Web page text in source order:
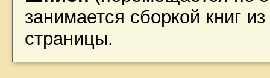
занимается сборкой книг
страницы.